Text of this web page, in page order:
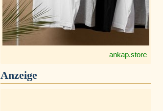
ankap.store
Anzeige